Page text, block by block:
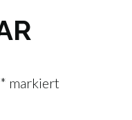
* markiert